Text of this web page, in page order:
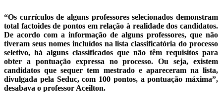
“Os currículos de alguns professores selecionados demonstram
total factoides de pontos em relação à realidade dos candidatos.
De acordo com a informação de alguns professores, que não
tiveram seus nomes incluídos na lista classificatória do processo
seletivo, há alguns classificados que não têm requisitos para
obter a pontuação expressa no processo. Ou seja, existem
candidatos que sequer tem mestrado e apareceram na lista,
divulgada pela Seduc, com 100 pontos, a pontuação máxima”,
desabava o professor Aceilton.